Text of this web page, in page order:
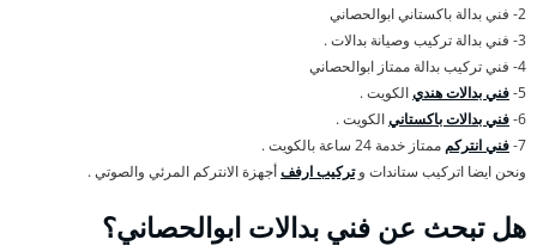
2- فني بدالة باكستاني ابوالحصاني
3- فني بدالة تركيب وصيانة بدالات .
4- فني تركيب بدالة ممتاز ابوالحصاني
5- فني بدالات هنديالكويت .
6- فني بدالات باكستانيالكويت .
7- فني انتركم ممتاز خدمة 24 ساعة بالكويت .
ونحن ايضا اتركيب ستاندات وتركيب ارففأجهزة الانتركم المرئي والصوتي .
هل تبحث عن فني بدالات ابوالحصاني؟